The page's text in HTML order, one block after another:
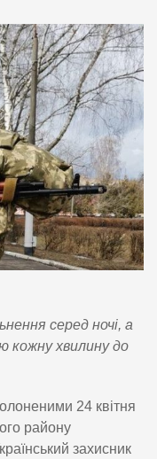
серед ночі, а
кожну хвилину до
24 квітня
району
захисник